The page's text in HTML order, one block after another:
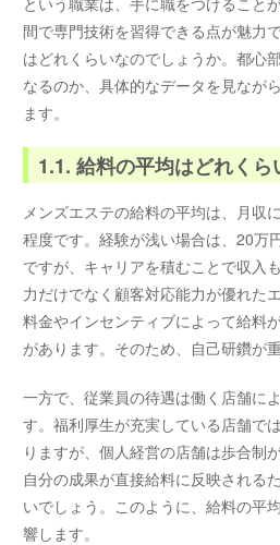
間で専門技術を習得できる点が魅力
はどれくらいなのでしょうか。都心
なるのか、具体的なデータを見なが
ます。
1.1. 給料の平均はどれくら
メンズエステの給料の平均は、月収
程度です。経験が浅い場合は、20万
ですが、キャリアを積むことで収入
力だけでなく顧客対応能力が優れた
料金やインセンティブによって給料
があります。そのため、自己研鑽が重
一方で、従業員の待遇は働く店舗に
す。福利厚生が充実している店舗で
りますが、個人経営の店舗は歩合制
自分の成果が直接給料に反映される
いでしょう。このように、給料の平
響します。